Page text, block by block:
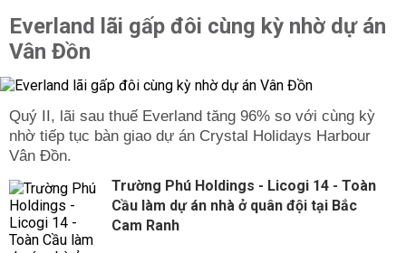
Everland lãi gấp đôi cùng kỳ nhờ dự án
Vân Đồn
Quý II, lãi sau thuế Everland tăng 96% so với cùng kỳ
nhờ tiếp tục bàn giao dự án Crystal Holidays Harbour
Vân Đồn.
Trường Phú Holdings - Licogi 14 - Toàn
Cầu làm dự án nhà ở quân đội tại Bắc
Cam Ranh